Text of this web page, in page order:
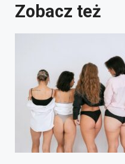
Zobacz też